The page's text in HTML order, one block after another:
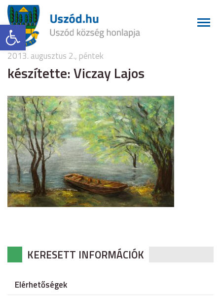
Eszköztár megnyitása
2013. augusztus 2., péntek
készítette: Viczay Lajos
KERESETT INFORMÁCIÓK
Elérhetőségek